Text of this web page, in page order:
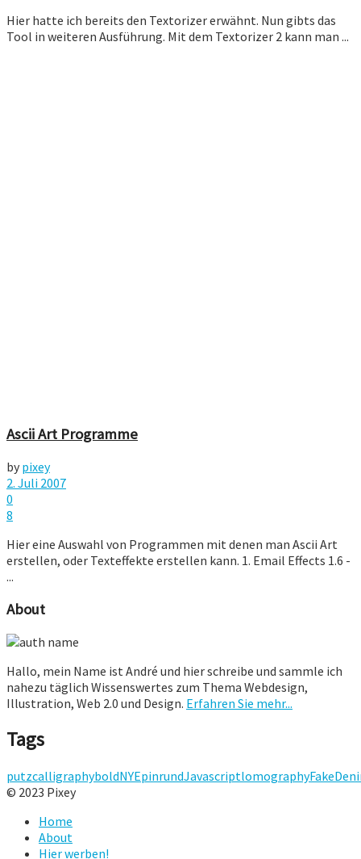
Hier hatte ich bereits den Textorizer erwähnt. Nun gibts das
Tool in weiteren Ausführung. Mit dem Textorizer 2 kann man ...
Ascii Art Programme
by pixey
2. Juli 2007
0
8
Hier eine Auswahl von Programmen mit denen man Ascii Art
erstellen, oder Texteffekte erstellen kann. 1. Email Effects 1.6 -
...
About
Hallo, mein Name ist André und hier schreibe und sammle ich
nahezu täglich Wissenswertes zum Thema Webdesign,
Illustration, Web 2.0 und Design. Erfahren Sie mehr...
Tags
putzcalligraphyboldNYEpinrundJavascriptlomographyFake
© 2023 Pixey
Home
About
Hier werben!